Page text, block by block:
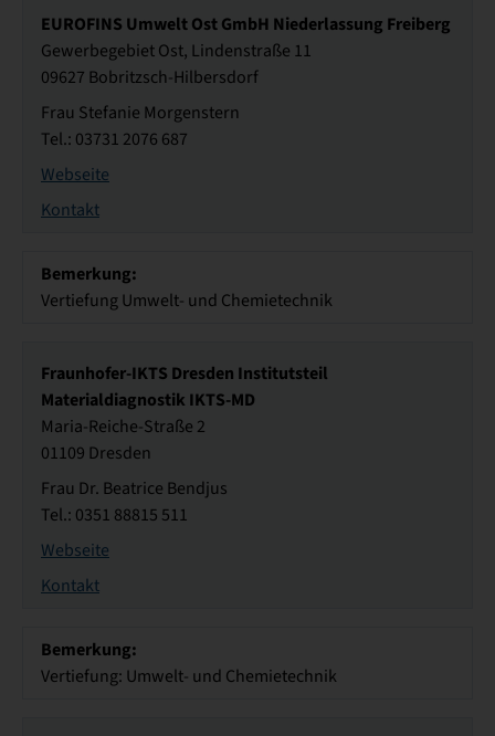
EUROFINS Umwelt Ost GmbH Niederlassung Freiberg
Gewerbegebiet Ost, Lindenstraße 11
09627 Bobritzsch-Hilbersdorf
Frau Stefanie Morgenstern
Tel.: 03731 2076 687
Webseite
Kontakt
Bemerkung:
Vertiefung Umwelt- und Chemietechnik
Fraunhofer-IKTS Dresden Institutsteil
Materialdiagnostik IKTS-MD
Maria-Reiche-Straße 2
01109 Dresden
Frau Dr. Beatrice Bendjus
Tel.: 0351 88815 511
Webseite
Kontakt
Bemerkung:
Vertiefung: Umwelt- und Chemietechnik